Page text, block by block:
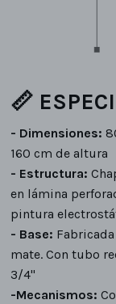
📏
- Dimensiones:
160 cm de altura
- Estructura:
en lámina
pintura
- Base:
mate. Con tubo
3/4"
-Mecanismos: